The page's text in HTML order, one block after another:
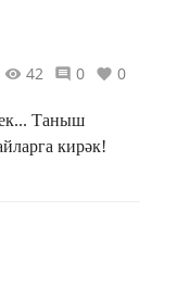
42 0 0
Таныш
кирәк!